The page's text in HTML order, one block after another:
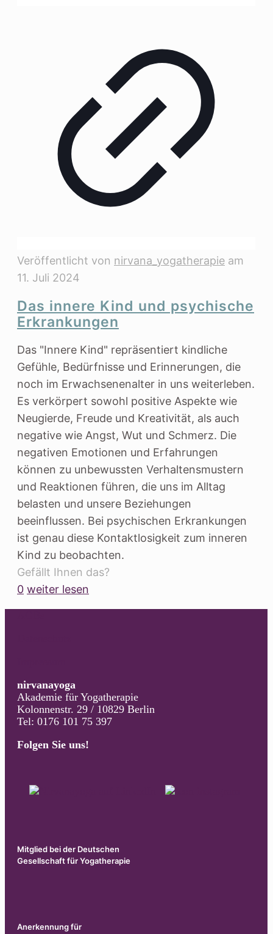
Veröffentlicht von nirvana_yogatherapie am
11. Juli 2024
Das innere Kind und psychische
Erkrankungen
Das "Innere Kind" repräsentiert kindliche
Gefühle, Bedürfnisse und Erinnerungen, die
noch im Erwachsenenalter in uns weiterleben.
Es verkörpert sowohl positive Aspekte wie
Neugierde, Freude und Kreativität, als auch
negative wie Angst, Wut und Schmerz. Die
negativen Emotionen und Erfahrungen
können zu unbewussten Verhaltensmustern
und Reaktionen führen, die uns im Alltag
belasten und unsere Beziehungen
beeinflussen. Bei psychischen Erkrankungen
ist genau diese Kontaktlosigkeit zum inneren
Kind zu beobachten.
Gefällt Ihnen das?
0 weiter lesen
nirvanayoga
Akademie für Yogatherapie
Kolonnenstr. 29 / 10829 Berlin
Tel: 0176 101 75 397
Folgen Sie uns!
Mitglied bei der Deutschen
Gesellschaft für Yogatherapie
Anerkennung für